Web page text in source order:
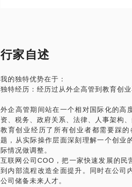
亡、孤独感、自由与责任，以及生命
释，他说对抗死亡的一个重要办法是
目前，作为新媒体互联网公司COO
结出了一套属于我自己并且验证有效
任主编的自媒体大号拥有百万粉丝。
希望帮助更多的人在这个变化无比
属于自己的职业方向和构建出不断优
希望大家一起在成长的路上共同创
不亢，精彩多样。
职能部门。
从中得出毕业生最需要用快速的方式
同时，我们需要对自己在上学时的成
行家自述
我的独特优势在于：
独特经历：经历过从外企高管到教育创
外企高管期间站在一个相对国际化的高
资、税务、政府关系、法律、人事架构
教育创业经历了所有创业者都需要踩
题，从实际操作层面深刻理解一个创业
际情况做调整。
互联网公司COO，把一家快速发展的民
到内部流程改造全面提升。同时在公司
公司储备未来人才。